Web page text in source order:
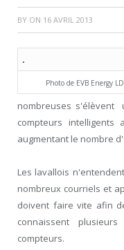
BY ON 16 AVRIL 2013
Photo de EVB Energy
nombreuses s'élèvent
compteurs intelligents
augmentant le nombre
Les lavallois
nombreux courriels et
doivent faire vite afin
connaissent
compteurs.